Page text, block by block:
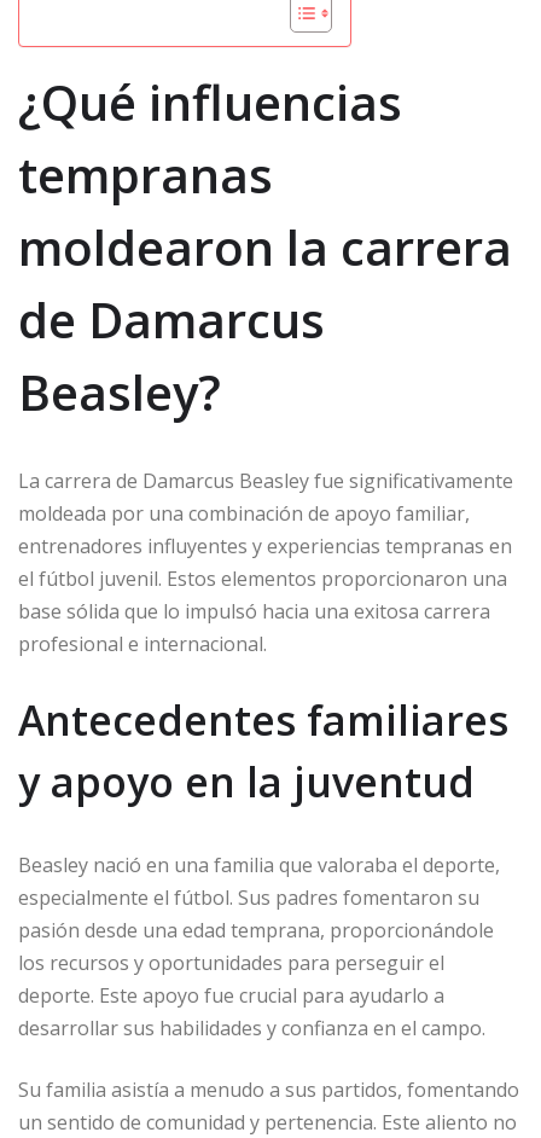
¿Qué influencias
tempranas
moldearon la carrera
de Damarcus
Beasley?
La carrera de Damarcus Beasley fue significativamente
moldeada por una combinación de apoyo familiar,
entrenadores influyentes y experiencias tempranas en
el fútbol juvenil. Estos elementos proporcionaron una
base sólida que lo impulsó hacia una exitosa carrera
profesional e internacional.
Antecedentes familiares
y apoyo en la juventud
Beasley nació en una familia que valoraba el deporte,
especialmente el fútbol. Sus padres fomentaron su
pasión desde una edad temprana, proporcionándole
los recursos y oportunidades para perseguir el
deporte. Este apoyo fue crucial para ayudarlo a
desarrollar sus habilidades y confianza en el campo.
Su familia asistía a menudo a sus partidos, fomentando
un sentido de comunidad y pertenencia. Este aliento no